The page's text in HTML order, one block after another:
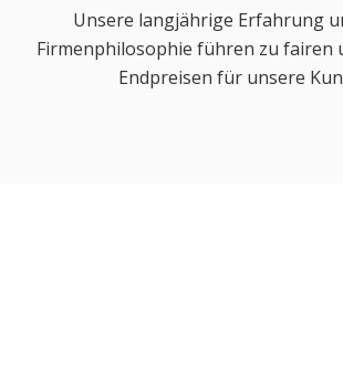
Unsere langjährige Erfahrung
Firmenphilosophie führen zu fairen
Endpreisen für unsere